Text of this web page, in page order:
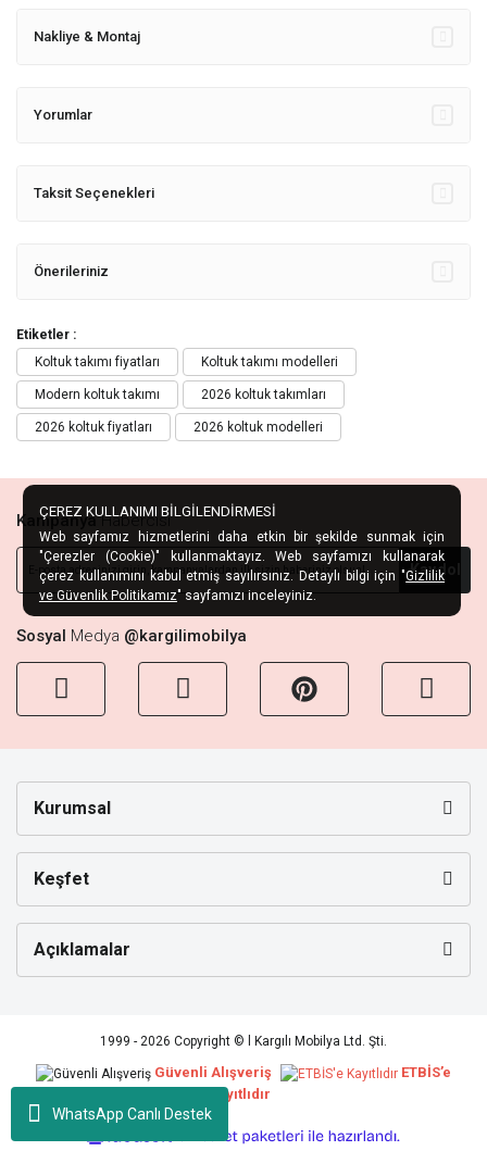
WhatsApp Canlı Destek
Nakliye & Montaj
Yorumlar
Taksit Seçenekleri
Önerileriniz
Etiketler :
Koltuk takımı fiyatları
Koltuk takımı modelleri
Modern koltuk takımı 2026 koltuk takımları
2026 koltuk fiyatları 2026 koltuk modelleri
KampanyaHabercisi
Kaydol
Sosyal Medya @kargilimobilya
Kurumsal
Keşfet
Açıklamalar
1999 - 2026 Copyright © l Kargılı Mobilya Ltd. Şti.
Güvenli Alışveriş
ETBİS’e
Kayıtlıdır
ÇEREZ KULLANIMI BİLGİLENDİRMESİ
Web sayfamız hizmetlerini daha etkin bir şekilde sunmak için
"Çerezler (Cookie)" kullanmaktayız. Web sayfamızı kullanarak
çerez kullanımını kabul etmiş sayılırsınız. Detaylı bilgi için "Gizlilik
ve Güvenlik Politikamız" sayfamızı inceleyiniz.
e-